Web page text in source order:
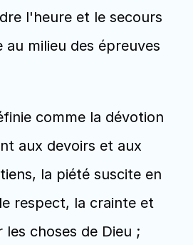
l'heure et le secours
au milieu des épreuves
comme la dévotion
aux devoirs et aux
la piété suscite en
respect, la crainte et
choses de Dieu ;